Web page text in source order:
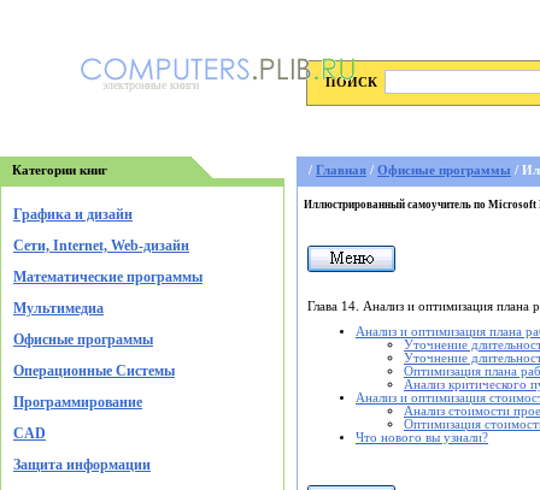
электронные книги ПОИСК
Категории книг
Графика и дизайн
Cети, Internet, Web-дизайн
Математические программы
Мультимедиа
Офисные программы
Операционные Системы
Программирование
CAD
Защита информации
/ Главная / Офисные программы /
Иллюстрированный самоучитель по Microsoft
Глава 14. Анализ и оптимизация плана
Анализ и оптимизация плана
Уточнение
Уточнение
Оптимизация плана
Анализ критического
Анализ и оптимизация
Анализ стоимости
Оптимизация
Что нового вы узнали?